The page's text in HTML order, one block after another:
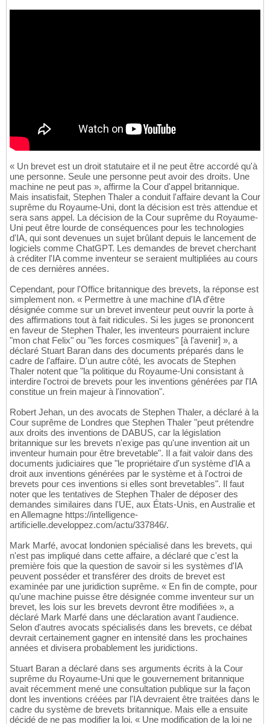
« Un brevet est un droit statutaire et il ne peut être accordé qu'à
une personne. Seule une personne peut avoir des droits. Une
machine ne peut pas », affirme la Cour d'appel britannique.
Mais insatisfait, Stephen Thaler a conduit l'affaire devant la Cour
suprême du Royaume-Uni, dont la décision est très attendue et
sera sans appel. La décision de la Cour suprême du Royaume-
Uni peut être lourde de conséquences pour les technologies
d'IA, qui sont devenues un sujet brûlant depuis le lancement de
logiciels comme ChatGPT. Les demandes de brevet cherchant
à créditer l'IA comme inventeur se seraient multipliées au cours
de ces dernières années.
Cependant, pour l'Office britannique des brevets, la réponse est
simplement non. « Permettre à une machine d'IA d'être
désignée comme sur un brevet inventeur peut ouvrir la porte à
des affirmations tout à fait ridicules. Si les juges se prononcent
en faveur de Stephen Thaler, les inventeurs pourraient inclure
"mon chat Felix" ou "les forces cosmiques" [à l'avenir] », a
déclaré Stuart Baran dans des documents préparés dans le
cadre de l'affaire. D'un autre côté, les avocats de Stephen
Thaler notent que "la politique du Royaume-Uni consistant à
interdire l'octroi de brevets pour les inventions générées par l'IA
constitue un frein majeur à l'innovation".
Robert Jehan, un des avocats de Stephen Thaler, a déclaré à la
Cour suprême de Londres que Stephen Thaler "peut prétendre
aux droits des inventions de DABUS, car la législation
britannique sur les brevets n'exige pas qu'une invention ait un
inventeur humain pour être brevetable". Il a fait valoir dans des
documents judiciaires que "le propriétaire d'un système d'IA a
droit aux inventions générées par le système et à l'octroi de
brevets pour ces inventions si elles sont brevetables". Il faut
noter que les tentatives de Stephen Thaler de déposer des
demandes similaires dans l'UE, aux États-Unis, en Australie et
en Allemagne https://intelligence-
artificielle.developpez.com/actu/337846/.
Mark Marfé, avocat londonien spécialisé dans les brevets, qui
n'est pas impliqué dans cette affaire, a déclaré que c'est la
première fois que la question de savoir si les systèmes d'IA
peuvent posséder et transférer des droits de brevet est
examinée par une juridiction suprême. « En fin de compte, pour
qu'une machine puisse être désignée comme inventeur sur un
brevet, les lois sur les brevets devront être modifiées », a
déclaré Mark Marfé dans une déclaration avant l'audience.
Selon d'autres avocats spécialisés dans les brevets, ce débat
devrait certainement gagner en intensité dans les prochaines
années et divisera probablement les juridictions.
Stuart Baran a déclaré dans ses arguments écrits à la Cour
suprême du Royaume-Uni que le gouvernement britannique
avait récemment mené une consultation publique sur la façon
dont les inventions créées par l'IA devraient être traitées dans le
cadre du système de brevets britannique. Mais elle a ensuite
décidé de ne pas modifier la loi. « Une modification de la loi ne